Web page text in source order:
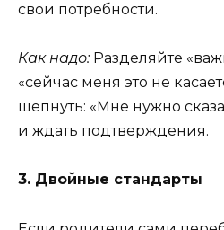
свои потребности.
Как надо:Разделяйте
«сейчас меня это не
шепнуть: «Мне нужно
и ждать подтверждения.
3. Двойные стандарты